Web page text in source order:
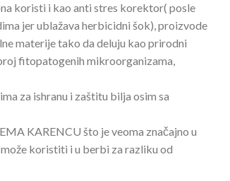
koristi i kao anti stres korektor( posle
jer ublažava herbicidni šok), proizvode
materije tako da deluju kao prirodni
fitopatogenih mikroorganizama,
za ishranu i zaštitu bilja osim sa
KARENCU što je veoma značajno u
koristiti i u berbi za razliku od